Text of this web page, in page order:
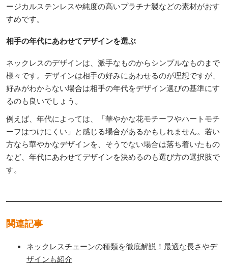
ージカルステンレスや純度の高いプラチナ製などの素材がおす
すめです。
相手の年代にあわせてデザインを選ぶ
ネックレスのデザインは、派手なものからシンプルなものまで
様々です。デザインは相手の好みにあわせるのが理想ですが、
好みがわからない場合は相手の年代をデザイン選びの基準にす
るのも良いでしょう。
例えば、年代によっては、「華やかな花モチーフやハートモチ
ーフはつけにくい」と感じる場合があるかもしれません。若い
方なら華やかなデザインを、そうでない場合は落ち着いたもの
など、年代にあわせてデザインを決めるのも選び方の選択肢で
す。
関連記事
ネックレスチェーンの種類を徹底解説！最適な長さやデ
ザインも紹介